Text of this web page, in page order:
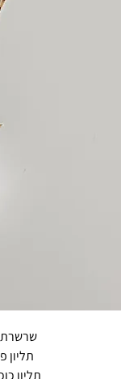
שרשרת
תליון
תליון